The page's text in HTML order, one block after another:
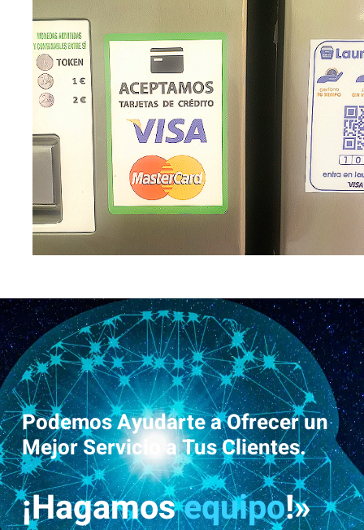
Podemos Ayudarte a Ofrecer un
Mejor Servicio a Tus Clientes.
¡Hagamosequipo!»